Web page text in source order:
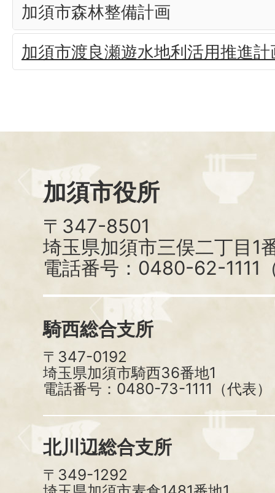
加須市森林整備計画
加須市渡良瀬遊水地利活用推進計
加須市役所
〒347-8501
埼玉県加須市三俣二丁目1
電話番号：0480-62-1111
騎西総合支所
〒347-0192
埼玉県加須市騎西36番地1
電話番号：0480-73-1111（代表）
北川辺総合支所
〒349-1292